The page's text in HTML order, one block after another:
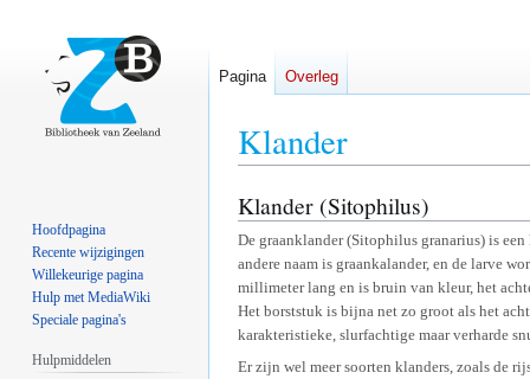
Klander
Naar
navigatie
springen
Naar
zoeken
springen
Klander (Sitophilus)
De graanklander (Sitophilus granarius) is
andere naam is graankalander, en de larve
millimeter lang en is bruin van kleur, het
Het borststuk is bijna net zo groot als het
karakteristieke, slurfachtige maar verharde
Er zijn wel meer soorten klanders, zoals de
Pagina Overleg
Hoofdpagina
Recente wijzigingen
Willekeurige pagina
Hulp met MediaWiki
Speciale pagina's
Hulpmiddelen